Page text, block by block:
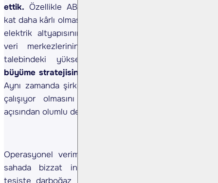
ettik. Özellikle ABD pazarının Avrupa’ya kıyasla 2
kat daha kârlı olması ve ortalama yaşı 38'i bulan ABD
elektrik altyapısının yenilenme ihtiyacının, ABD’de
veri merkezlerinin sayısındaki artış ve enerji
talebindeki yükselişin şirketin
büyüme stratejisini desteklediğini düşünmekteyiz
Aynı zamanda şirketin %15 ile %35 arası avans ile
çalışıyor olmasını nakit pozisyonu ve stabilite
açısından olumlu değerlerindiriyoruz.
Operasyonel verimlilik adına yapılan iyileştirmeleri
sahada bizzat inceleme fırsatı bulduk. Mevcut